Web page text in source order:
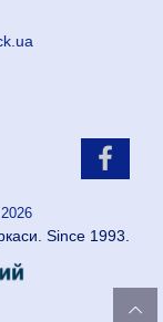
Since 1993.